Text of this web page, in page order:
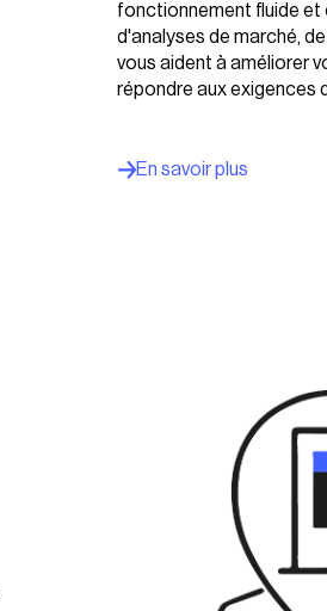
fonctionnement fluide et
d'analyses de marché,
vous aident à améliorer
répondre aux exigences
En savoir plus